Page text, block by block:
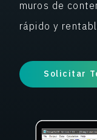
muros de
rápido y
Solicitar